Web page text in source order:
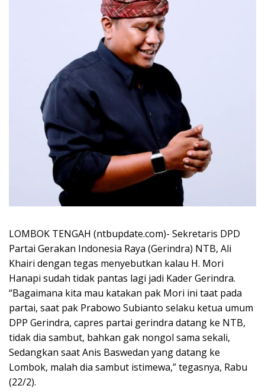
LOMBOK TENGAH (ntbupdate.com)- Sekretaris DPD
Partai Gerakan Indonesia Raya (Gerindra) NTB, Ali
Khairi dengan tegas menyebutkan kalau H. Mori
Hanapi sudah tidak pantas lagi jadi Kader Gerindra.
“Bagaimana kita mau katakan pak Mori ini taat pada
partai, saat pak Prabowo Subianto selaku ketua umum
DPP Gerindra, capres partai gerindra datang ke NTB,
tidak dia sambut, bahkan gak nongol sama sekali,
Sedangkan saat Anis Baswedan yang datang ke
Lombok, malah dia sambut istimewa,” tegasnya, Rabu
(22/2).